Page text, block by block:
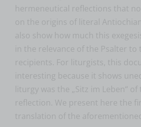
hermeneutical reflections that
on the origins of literal
also show how much this
in the relevance of the Psalter to
recipients. For liturgists, this
interesting because it shows
liturgy was the „Sitz im Leben“ of
reflection. We present here the
translation of the